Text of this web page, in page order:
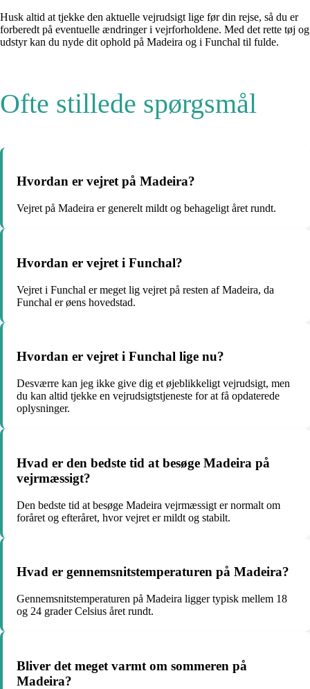
Husk altid at tjekke den aktuelle vejrudsigt lige før din rejse, så du er
forberedt på eventuelle ændringer i vejrforholdene. Med det rette tøj og
udstyr kan du nyde dit ophold på Madeira og i Funchal til fulde.
Ofte stillede spørgsmål
Hvordan er vejret på Madeira?
Vejret på Madeira er generelt mildt og behageligt året rundt.
Hvordan er vejret i Funchal?
Vejret i Funchal er meget lig vejret på resten af Madeira, da
Funchal er øens hovedstad.
Hvordan er vejret i Funchal lige nu?
Desværre kan jeg ikke give dig et øjeblikkeligt vejrudsigt, men
du kan altid tjekke en vejrudsigtstjeneste for at få opdaterede
oplysninger.
Hvad er den bedste tid at besøge Madeira på
vejrmæssigt?
Den bedste tid at besøge Madeira vejrmæssigt er normalt om
foråret og efteråret, hvor vejret er mildt og stabilt.
Hvad er gennemsnitstemperaturen på Madeira?
Gennemsnitstemperaturen på Madeira ligger typisk mellem 18
og 24 grader Celsius året rundt.
Bliver det meget varmt om sommeren på
Madeira?